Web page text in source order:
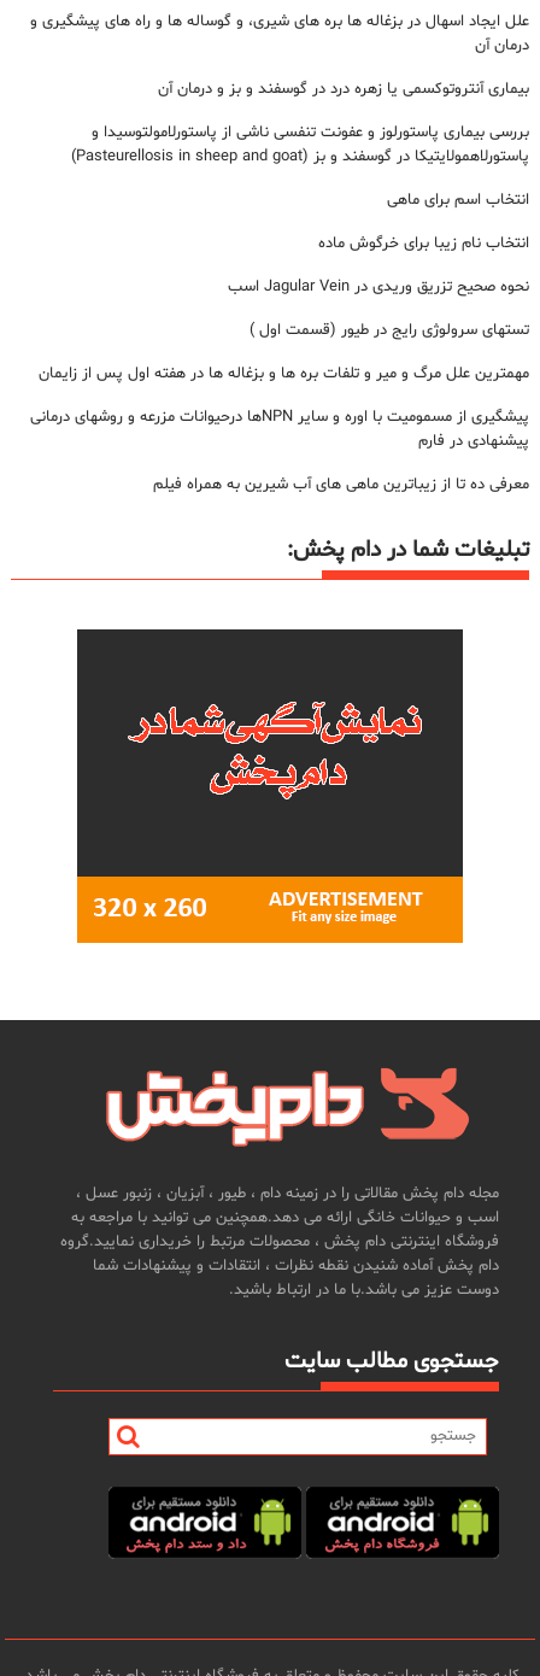
علل ایجاد اسهال در بزغاله ها بره های شیری، و گوساله ها و راه های پیشگیری و
درمان آن
بیماری آنتروتوکسمی یا زهره درد در گوسفند و بز و درمان آن
بررسی بیماری پاستورلوز و عفونت تنفسی ناشی از پاستورلامولتوسیدا و
پاستورلاهمولایتیکا در گوسفند و بز (Pasteurellosis in sheep and goat)
انتخاب اسم برای ماهی
انتخاب نام زیبا برای خرگوش ماده
نحوه صحیح تزریق وریدی در Jagular Vein اسب
تستهای سرولوژی رایج در طیور (قسمت اول )
مهمترین علل مرگ و میر و تلفات بره ها و بزغاله ها در هفته اول پس از زایمان
پیشگیری از مسمومیت با اوره و سایر NPNها درحیوانات مزرعه و روشهای درمانی
پیشنهادی در فارم
معرفی ده تا از زیباترین ماهی های آب شیرین به همراه فیلم
تبلیغات شما در دام پخش:
مجله دام پخش مقالاتی را در زمینه دام ، طیور ، آبزیان ، زنبور عسل ،
اسب و حیوانات خانگی ارائه می دهد.همچنین می توانید با مراجعه به
فروشگاه اینترنتی دام پخش ، محصولات مرتبط را خریداری نمایید.گروه
دام پخش آماده شنیدن نقطه نظرات ، انتقادات و پیشنهادات شما
دوست عزیز می باشد.با ما در ارتباط باشید.
جستجوی مطالب سایت